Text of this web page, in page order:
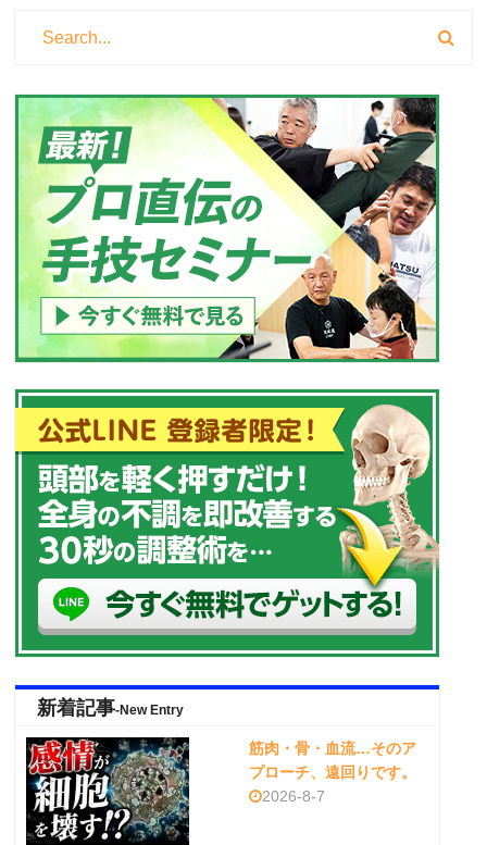
新着記事-New Entry
筋肉・骨・血流…そのア
プローチ、遠回りです。
2026-8-7